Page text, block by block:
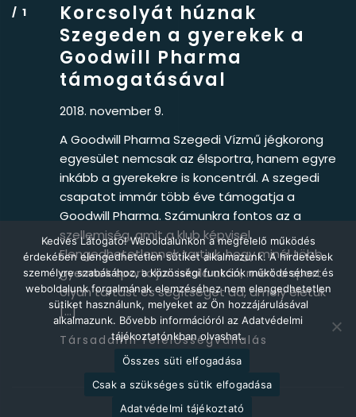
Korcsolyát húznak
Szegeden a gyerekek a
Goodwill Pharma
támogatásával
2018. november 9.
A Goodwill Pharma Szegedi Vízmű jégkorong
egyesület nemcsak az élsportra, hanem egyre
inkább a gyerekekre is koncentrál. A szegedi
csapatot immár több éve támogatja a
Goodwill Pharma. Számunkra fontos az a
szellemiség, amit a klub képvisel.
Elengedhetetlennek tartjuk, hogy minél több
gyermek sportoljon iskola után, mert a sport
olyan tartást és segítséget ad, amely életük
[…]
Társadalmi felelősségvállalás
Kedves Látogató! Weboldalunkon a megfelelő működés
érdekében elengedhetetlen sütiket alkalmazunk. A hirdetések
személyre szabásához, a közösségi funkciók működéséhez és
weboldalunk forgalmának elemzéséhez nem elengedhetetlen
sütiket használunk, melyeket az Ön hozzájárulásával
alkalmazunk. Bővebb információról az Adatvédelmi
tájékoztatónkban olvashat.
Összes süti elfogadása
Csak a szükséges sütik elfogadása
Adatvédelmi tájékoztató